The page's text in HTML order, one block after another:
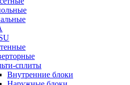
сплиты
Внутренние блоки